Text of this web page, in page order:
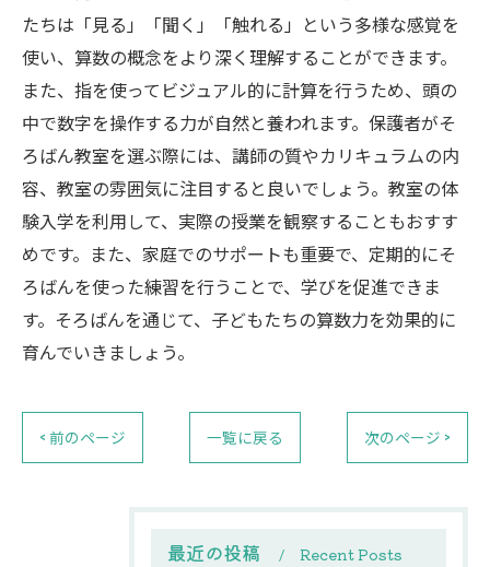
たちは「見る」「聞く」「触れる」という多様な感覚を
使い、算数の概念をより深く理解することができます。
また、指を使ってビジュアル的に計算を行うため、頭の
中で数字を操作する力が自然と養われます。保護者がそ
ろばん教室を選ぶ際には、講師の質やカリキュラムの内
容、教室の雰囲気に注目すると良いでしょう。教室の体
験入学を利用して、実際の授業を観察することもおすす
めです。また、家庭でのサポートも重要で、定期的にそ
ろばんを使った練習を行うことで、学びを促進できま
す。そろばんを通じて、子どもたちの算数力を効果的に
育んでいきましょう。
< 前のページ 一覧に戻る 次のページ >
最近の投稿 Recent Posts